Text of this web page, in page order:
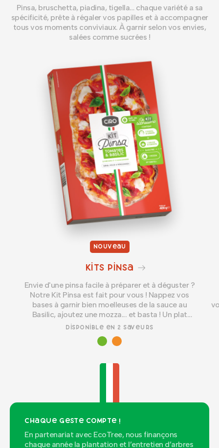
Pinsa, bruschetta, piadina, tigella… chaque variété a sa
spécificité, prête à régaler vos papilles et à accompagner
tous vos moments conviviaux. À garnir selon vos envies,
salées comme sucrées !
Nouveau
Kits Pinsa
Envie d'une pinsa facile à préparer et à déguster ?
Notre Kit Pinsa est fait pour vous ! Nappez vos
bases à garnir bien moelleuses de la sauce au
Basilic, ajoutez une mozza... et basta ! Un plat
delizioso à partager en famille, ou entre amis.
Disponible en 2 saveurs
Chaque geste compte !
En partenariat avec EcoTree, nous finançons
chaque année la plantation et l’entretien d’arbres